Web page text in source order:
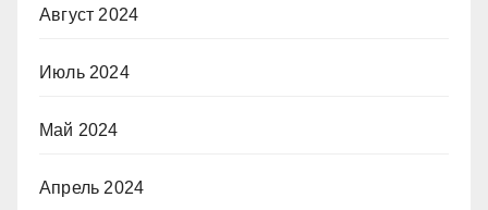
Август 2024
Июль 2024
Май 2024
Апрель 2024